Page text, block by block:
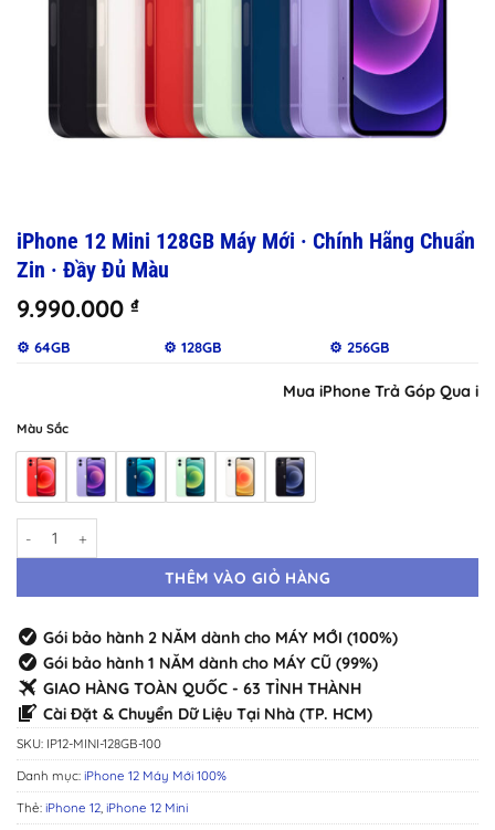
iPhone 12 Mini 128GB Máy Mới · Chính Hãng Chuẩn
Zin · Đầy Đủ Màu
9.990.000 ₫
⚙️ 64GB ⚙️ 128GB ⚙️ 256GB
Mua iPhone Trả Góp Qua
Màu Sắc
iPhone 12 Mini 128GB Máy Mới · Chính Hãng Chuẩn Zin · Đầy Đủ Màu
THÊM VÀO GIỎ HÀNG
Gói bảo hành 2 NĂM dành cho MÁY MỚI (100%)
Gói bảo hành 1 NĂM dành cho MÁY CŨ (99%)
GIAO HÀNG TOÀN QUỐC - 63 TỈNH THÀNH
Cài Đặt & Chuyển Dữ Liệu Tại Nhà (TP. HCM)
SKU: IP12-MINI-128GB-100
Danh mục: iPhone 12 Máy Mới 100%
Thẻ: iPhone 12, iPhone 12 Mini